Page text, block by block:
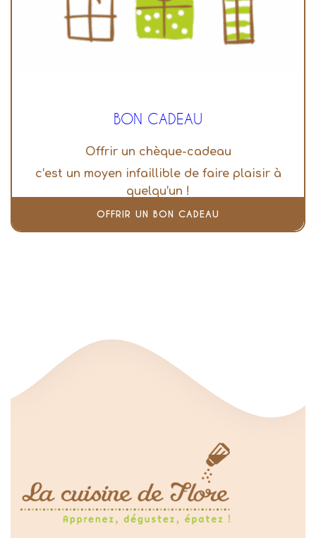
BON CADEAU
Offrir un chèque-cadeau
c’est un moyen infaillible de faire plaisir à
quelqu’un !
OFFRIR UN BON CADEAU